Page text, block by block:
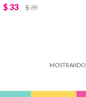
$ 33 $39
MOSTRANDO